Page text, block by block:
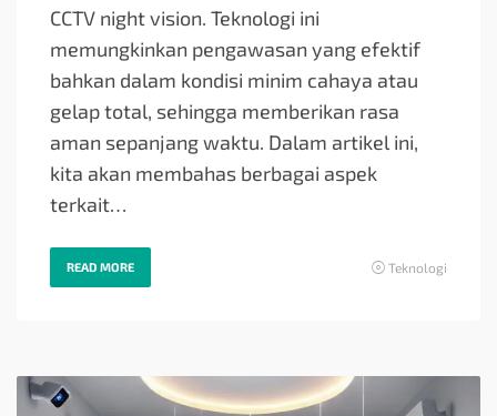
CCTV night vision. Teknologi ini
memungkinkan pengawasan yang efektif
bahkan dalam kondisi minim cahaya atau
gelap total, sehingga memberikan rasa
aman sepanjang waktu. Dalam artikel ini,
kita akan membahas berbagai aspek
terkait…
READ MORE Teknologi